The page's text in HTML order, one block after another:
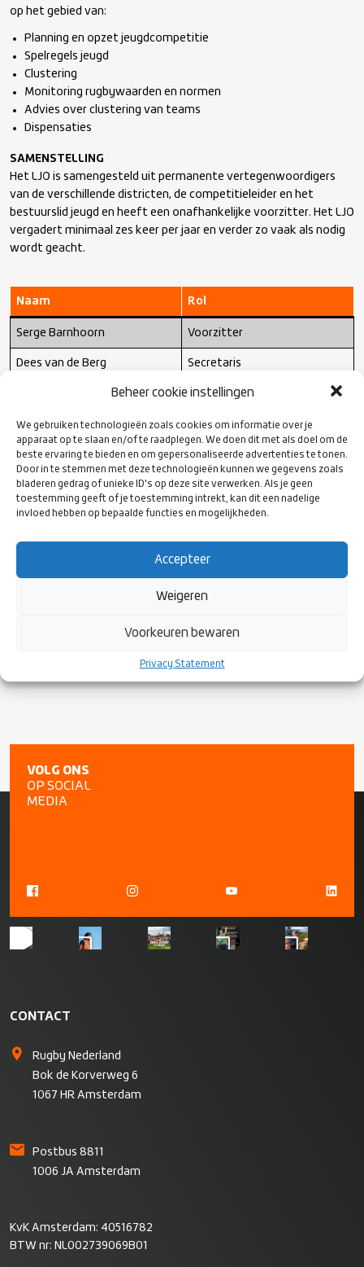
Beheer cookie instellingen
We gebruiken technologieën zoals cookies om informatie over je
apparaat op te slaan en/of te raadplegen. We doen dit met als doel om de
beste ervaring te bieden en om gepersonaliseerde advertenties te tonen.
Door in te stemmen met deze technologieën kunnen we gegevens zoals
bladeren gedrag of unieke ID's op deze site verwerken. Als je geen
toestemming geeft of je toestemming intrekt, kan dit een nadelige
invloed hebben op bepaalde functies en mogelijkheden.
Accepteer
Weigeren
Voorkeuren bewaren
Privacy Statement
Reglementen Commissie (RC)
Sponsorcommissie (SC)
Vertrouwenscommissie (VC)
op het gebied van:
Planning en opzet jeugdcompetitie
Spelregels jeugd
Clustering
Monitoring rugbywaarden en normen
Advies over clustering van teams
Dispensaties
SAMENSTELLING
Het LJO is samengesteld uit permanente vertegenwoordigers
van de verschillende districten, de competitieleider en het
bestuurslid jeugd en heeft een onafhankelijke voorzitter. Het LJO
vergadert minimaal zes keer per jaar en verder zo vaak als nodig
wordt geacht.
Naam Rol
Serge Barnhoorn Voorzitter
Dees van de Berg Secretaris
Hans-Peter Meulekamp District Midden
Ed Willems District Noord-West
Jos Sinke District Oost
Edwin Kense District Zuid
Sjoerd Lemm District Zuid-West
Eelco Zijnstra District Noord
Iban Rosier
Vragen of opmerkingen voor het LJO? Mail naar
VOLG ONS
OP SOCIAL
MEDIA
CONTACT
Rugby Nederland
Bok de Korverweg 6
1067 HR Amsterdam
Postbus 8811
1006 JA Amsterdam
KvK Amsterdam: 40516782
BTW nr: NL002739069B01